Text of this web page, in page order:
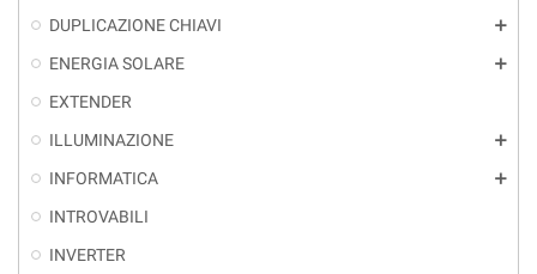
DUPLICAZIONE CHIAVI add
ENERGIA SOLARE add
EXTENDER
ILLUMINAZIONE
add
INFORMATICA add
INTROVABILI
INVERTER